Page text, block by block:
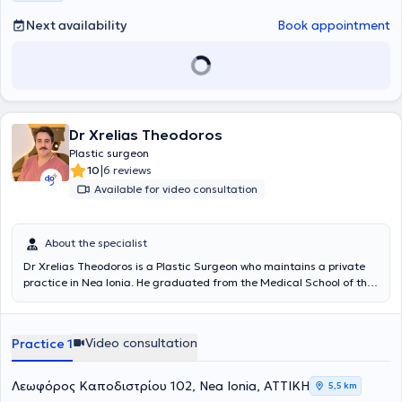
Next availability Book appointment
Dr Xrelias Theodoros
Plastic surgeon
10|6 reviews
Available for video consultation
About the specialist
Dr Xrelias Theodoros is a Plastic Surgeon who maintains a private
practice in Nea Ionia. He graduated from the Medical School of the
surgical specialty training inParis, where he gained experience in
surgery, urological, and ENT surgery. He then pursued further
specialization in Belgium, at the
Brussels
, under the guidance of Professor Benoit Lengele, renowned
for the world’s first face transplant. There, he specialized in Plastic,
Practice 1 Video consultation
Λεωφόρος Καποδιστρίου 102, Nea Ionia, ΑΤΤΙΚΗ 5,5 km